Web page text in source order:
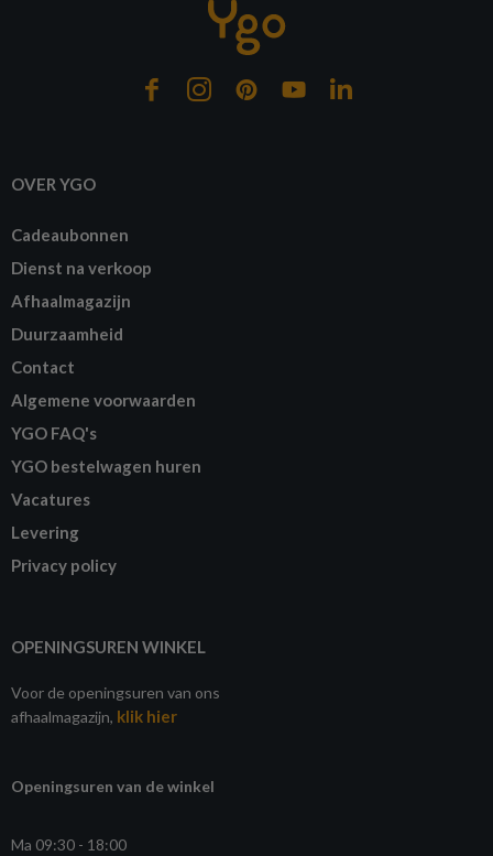
OVER YGO
Cadeaubonnen
Dienst na verkoop
Afhaalmagazijn
Duurzaamheid
Contact
Algemene voorwaarden
YGO FAQ's
YGO bestelwagen huren
Vacatures
Levering
Privacy policy
OPENINGSUREN WINKEL
Voor de openingsuren van ons
afhaalmagazijn, klik hier
Openingsuren van de winkel
Ma 09:30 - 18:00